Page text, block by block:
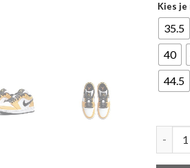
Kies je
35.5
40
44.5